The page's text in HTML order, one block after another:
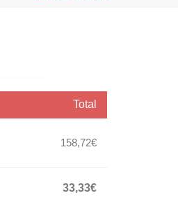
Total
158,72€
33,33€